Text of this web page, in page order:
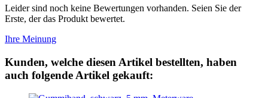
Leider sind noch keine Bewertungen vorhanden. Seien Sie der
Erste, der das Produkt bewertet.
Ihre Meinung
Kunden, welche diesen Artikel bestellten, haben
auch folgende Artikel gekauft: